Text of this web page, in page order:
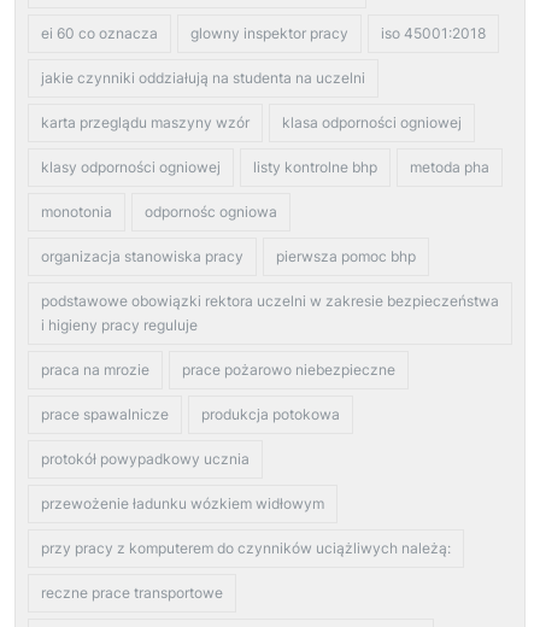
ei 60 co oznacza glowny inspektor pracy iso 45001:2018
jakie czynniki oddziałują na studenta na uczelni
karta przeglądu maszyny wzór klasa odporności ogniowej
klasy odporności ogniowej listy kontrolne bhp metoda pha
monotonia odpornośc ogniowa
organizacja stanowiska pracy pierwsza pomoc bhp
podstawowe obowiązki rektora uczelni w zakresie bezpieczeństwa
i higieny pracy reguluje
praca na mrozie prace pożarowo niebezpieczne
prace spawalnicze produkcja potokowa
protokół powypadkowy ucznia
przewożenie ładunku wózkiem widłowym
przy pracy z komputerem do czynników uciążliwych należą:
reczne prace transportowe